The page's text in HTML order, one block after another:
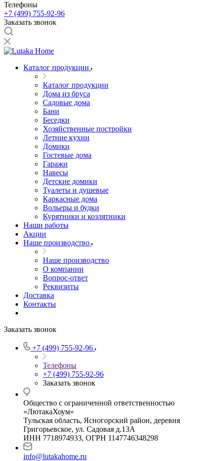
Телефоны
+7 (499) 755-92-96
Заказать звонок
Каталог продукции
Каталог продукции
Дома из бруса
Садовые дома
Бани
Беседки
Хозяйственные постройки
Летние кухни
Домики
Гостевые дома
Гаражи
Навесы
Детские домики
Туалеты и душевые
Каркасные дома
Вольеры и будки
Курятники и козлятники
Наши работы
Акции
Наше производство
Наше производство
О компании
Вопрос-ответ
Реквизиты
Доставка
Контакты
Заказать звонок
+7 (499) 755-92-96
Телефоны
+7 (499) 755-92-96
Заказать звонок
Общество с ограниченной ответственностью
«ЛютакаХоум»
Тульская область, Ясногорский район, деревня
Григорьевское, ул. Садовая д.13А
ИНН 7718974933, ОГРН 1147746348298
info@lutakahome.ru